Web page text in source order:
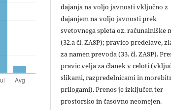
dajanja na voljo javnosti vključno z
dajanjem na voljo javnosti prek
svetovnega spleta oz. računalniške
(32.a čl. ZASP); pravico predelave,
za namen prevoda (33. čl. ZASP).
pravic velja za članek v celoti
slikami, razpredelnicami in
prilogami). Prenos je izključen ter
prostorsko in časovno neomejen.